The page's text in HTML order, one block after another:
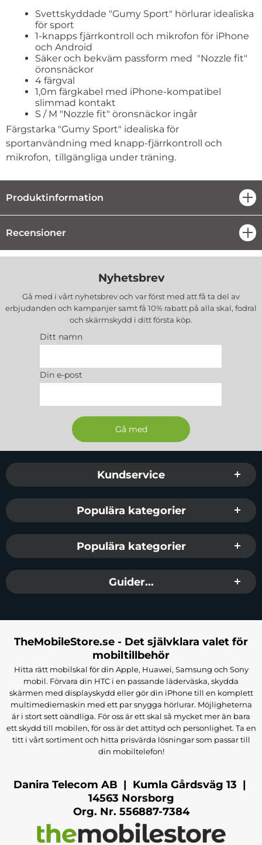
Svettskyddade "Gumy Sport" hörlurar idealiska
för sport
1-knapps fjärrkontroll och mikrofon för iPhone
och Android
Säker och bekväm passform med "Nozzle fit"
öronsnäckor
4 färgval
1,0m färgkabel med iPhone-kompatibel
slimmad kontakt
S / M "Nozzle fit" öronsnäckor ingår
Färgstarka "Gumy Sport" idealiska för
sportanvändning med knapp-fjärrkontroll och
mikrofon, tillgängliga under träning.
Produktinformation
Recensioner
Nyhetsbrev
Gå med i vårt nyhetsbrev och var först med att få ta del av
erbjudanden och kampanjer samt få 10% rabatt på alla skal, fodral
och skärmskydd i ditt första köp.
Ditt namn
Din e-post
Sidfot Blandad info och länkar
Kundservice
Populära kategorier
Populära kategorier
Guider...
TheMobileStore.se - Det självklara valet för
mobiltillbehör
Hitta rätt mobilskal för din Apple, Huawei, Samsung och Sony
mobil. Förvara din HTC i en passande läderväska, skydda
skärmen med displayskydd eller gör din iPhone till en komplett
multimediemaskin med ett par snygga hörlurar. Möjligheterna
är i stort sett oändliga. För oss är ett skal så mycket mer än bara
ett skydd till mobilen, för oss är det attityd och personlighet. Ta en
titt i vårt sortiment och hitta prisvärda lösningar som passar till
din mobiltelefon!
Danira Telecom AB | Kumla Gårdsväg 13 |
14563 Norsborg
Org. Nr. 556887-7384